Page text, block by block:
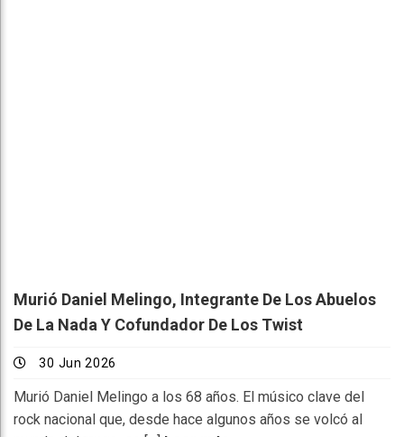
Murió Daniel Melingo, Integrante De Los Abuelos
De La Nada Y Cofundador De Los Twist
30 Jun 2026
Murió Daniel Melingo a los 68 años. El músico clave del
rock nacional que, desde hace algunos años se volcó al